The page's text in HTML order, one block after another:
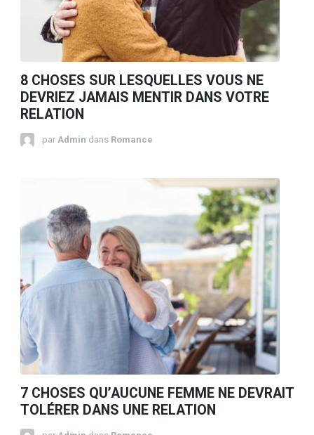
8 CHOSES SUR LESQUELLES VOUS NE
DEVRIEZ JAMAIS MENTIR DANS VOTRE
RELATION
par Admin dans Romance
7 CHOSES QU’AUCUNE FEMME NE DEVRAIT
TOLÉRER DANS UNE RELATION